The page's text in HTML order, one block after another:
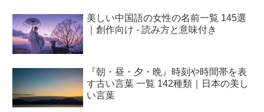
美しい中国語の女性の名前一覧 145選
｜創作向け - 読み方と意味付き
『朝・昼・夕・晩』時刻や時間帯を表
す古い言葉 一覧 142種類｜日本の美し
い言葉